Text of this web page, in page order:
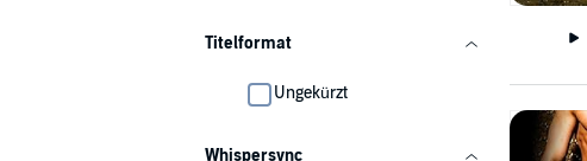
Titelformat
Ungekürzt
Whispersync